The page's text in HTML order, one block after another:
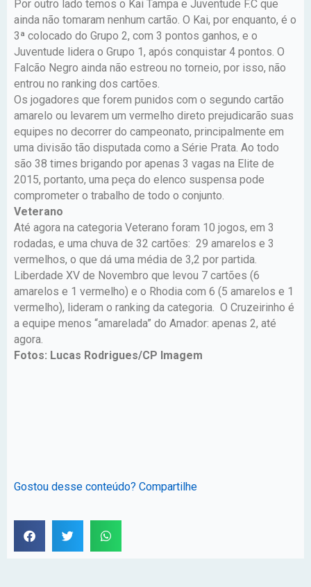
Por outro lado temos o Kai Tampa e Juventude F.C que
ainda não tomaram nenhum cartão. O Kai, por enquanto, é o
3ª colocado do Grupo 2, com 3 pontos ganhos, e o
Juventude lidera o Grupo 1, após conquistar 4 pontos. O
Falcão Negro ainda não estreou no torneio, por isso, não
entrou no ranking dos cartões.
Os jogadores que forem punidos com o segundo cartão
amarelo ou levarem um vermelho direto prejudicarão suas
equipes no decorrer do campeonato, principalmente em
uma divisão tão disputada como a Série Prata. Ao todo
são 38 times brigando por apenas 3 vagas na Elite de
2015, portanto, uma peça do elenco suspensa pode
comprometer o trabalho de todo o conjunto.
Veterano
Até agora na categoria Veterano foram 10 jogos, em 3
rodadas, e uma chuva de 32 cartões: 29 amarelos e 3
vermelhos, o que dá uma média de 3,2 por partida.
Liberdade XV de Novembro que levou 7 cartões (6
amarelos e 1 vermelho) e o Rhodia com 6 (5 amarelos e 1
vermelho), lideram o ranking da categoria. O Cruzeirinho é
a equipe menos “amarelada” do Amador: apenas 2, até
agora.
Fotos: Lucas Rodrigues/CP Imagem
Gostou desse conteúdo? Compartilhe